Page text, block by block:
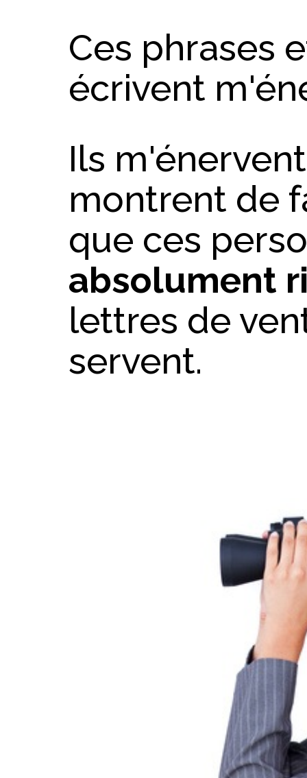
Ces phrases
écrivent
Ils
montrent de
que ces
absolument
lettres de
servent.